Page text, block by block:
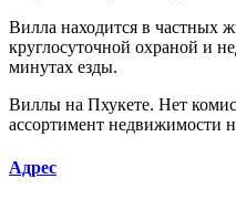
Вилла находится в частных
круглосуточной охраной и
минутах езды.
Виллы на Пхукете. Нет
ассортимент недвижимости
Адрес